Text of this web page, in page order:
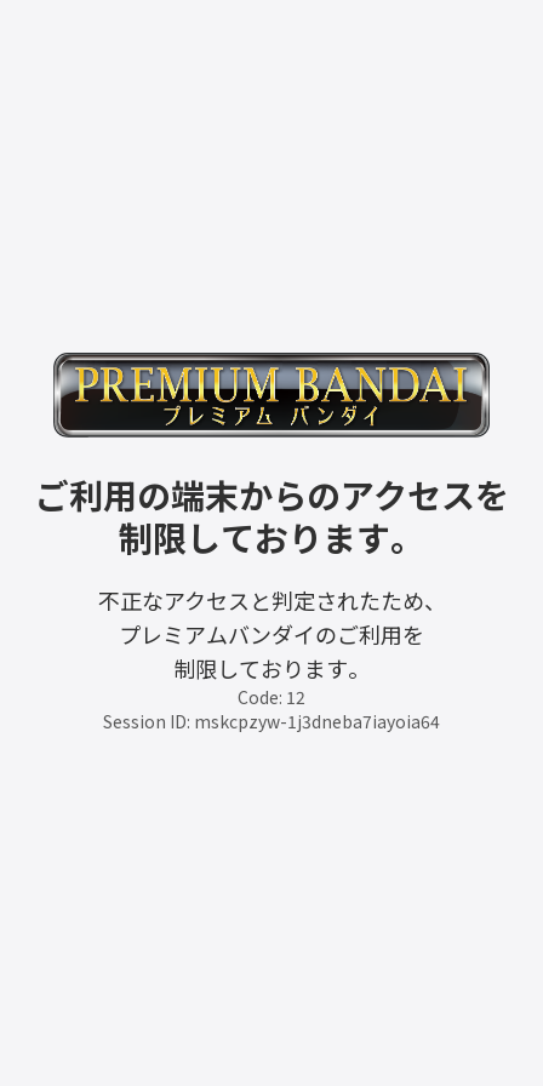
ご利用の端末からのアクセスを
制限しております。
不正なアクセスと判定されたため、
プレミアムバンダイのご利用を
制限しております。
Code: 12
Session ID: mskcpzyw-1j3dneba7iayoia64